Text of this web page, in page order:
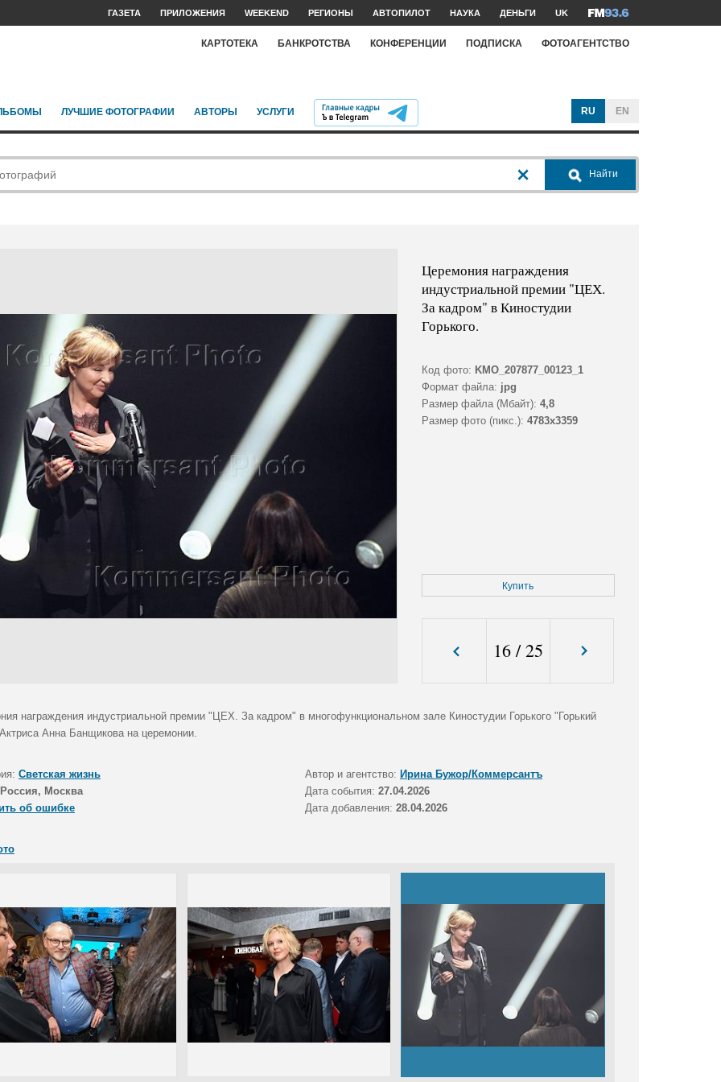
ГАЗЕТА ПРИЛОЖЕНИЯ WEEKEND РЕГИОНЫ АВТОПИЛОТ НАУКА ДЕНЬГИ UK
КАРТОТЕКА БАНКРОТСТВА КОНФЕРЕНЦИИ ПОДПИСКА ФОТОАГЕНТСТВО
ЛУЧШИЕ ФОТОГРАФИИ АВТОРЫ УСЛУГИ RU EN
Найти
Церемония награждения
индустриальной премии "ЦЕХ.
За кадром" в Киностудии
Горького.
Код фото: KMO_207877_00123_1
Формат файла: jpg
Размер файла (Мбайт): 4,8
Размер фото (пикс.): 4783x3359
Купить
16/25
награждения индустриальной премии "ЦЕХ. За кадром" в многофункциональном зале Киностудии Горького "Горький
Анна Банщикова на церемонии.
Светская жизнь Автор и агентство: Ирина Бужор/Коммерсантъ
Россия, Москва Дата события: 27.04.2026
об ошибке
Дата добавления: 28.04.2026